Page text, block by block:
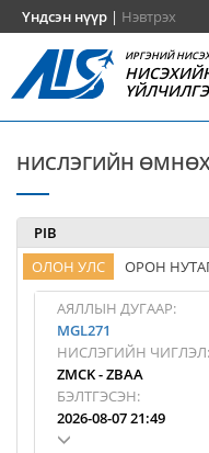
Үндсэн нүүр | Нэвтрэх
ИРГЭНИЙ
НИСЛЭГИЙН
PIB
ОЛОН УЛС
ОРОН
АЯЛЛЫН ДУГААР:
MGL271
НИСЛЭГИЙН ЧИГЛЭЛ:
ZMCK-ZBAA
БЭЛТГЭСЭН:
2026-08-07 21:49